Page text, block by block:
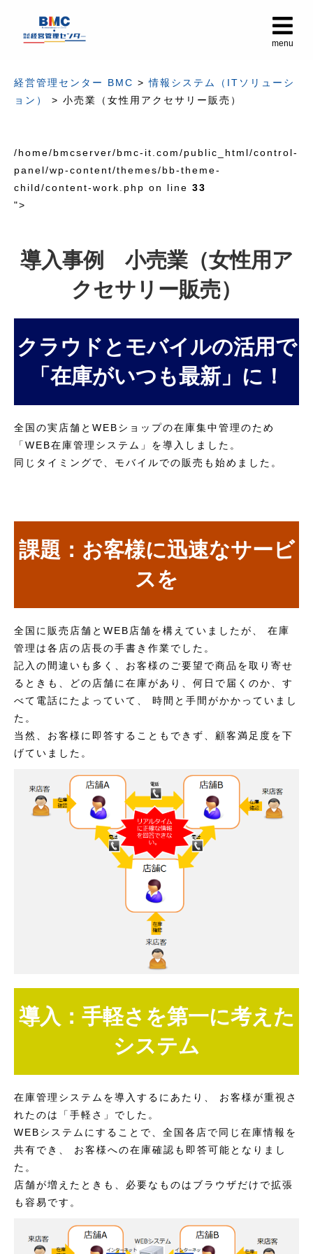
メ
menu
経営管理センター BMC >情報システム（ITソリューシ
ョン）
> 小売業（女性用アクセサリー販売）
/home/bmcserver/bmc-it.com/public_html/control-
panel/wp-content/themes/bb-theme-
child/content-work.php on line 33
">
導入事例 小売業（女性用ア
クセサリー販売）
クラウドとモバイルの活用で
「在庫がいつも最新」に！
全国の実店舗とWEBショップの在庫集中管理のため
「WEB在庫管理システム」を導入しました。
同じタイミングで、モバイルでの販売も始めました。
課題：お客様に迅速なサービ
スを
全国に販売店舗とWEB店舗を構えていましたが、 在庫
管理は各店の店長の手書き作業でした。
記入の間違いも多く、お客様のご要望で商品を取り寄せ
るときも、どの店舗に在庫があり、何日で届くのか、す
べて電話にたよっていて、 時間と手間がかかっていまし
た。
当然、お客様に即答することもできず、顧客満足度を下
げていました。
導入：手軽さを第一に考えた
システム
在庫管理システムを導入するにあたり、 お客様が重視さ
れたのは「手軽さ」でした。
WEBシステムにすることで、全国各店で同じ在庫情報を
共有でき、 お客様への在庫確認も即答可能となりまし
た。
店舗が増えたときも、必要なものはブラウザだけで拡張
も容易です。